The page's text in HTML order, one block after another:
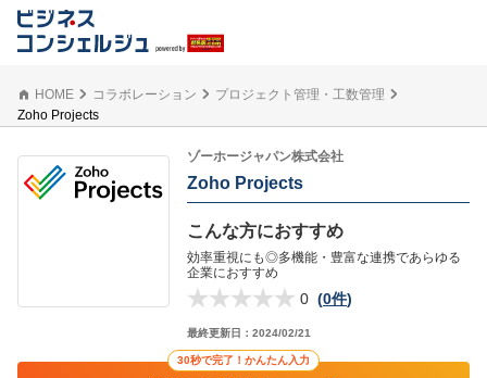
HOME コラボレーション
プロジェクト管理・工数管理
Zoho Projects
ゾーホージャパン株式会社
Zoho Projects
こんな方におすすめ
効率重視にも◎多機能・豊富な連携であらゆる
企業におすすめ
0 (0件)
最終更新日： 2024/02/21
30秒で完了！かんたん入力